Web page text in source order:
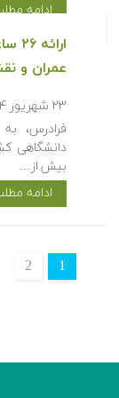
ادامه
عمران و
۲۳ شهریور ۱۳۹۴
فرادرس،
دانشگاهی
بیش از…
ادامه
1
2